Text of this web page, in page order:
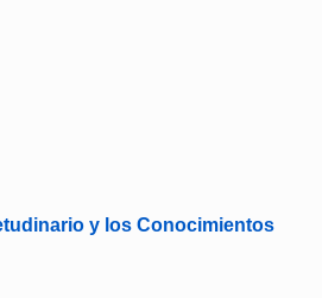
y los Conocimientos